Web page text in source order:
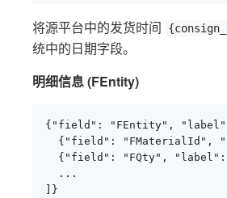
将源平台中的发货时间
统中的日期字段。
明细信息 (FEntity)
{"field": "FEntity", "label":
{"field": "FMaterialId",
{"field": "FQty",
  ...
]}